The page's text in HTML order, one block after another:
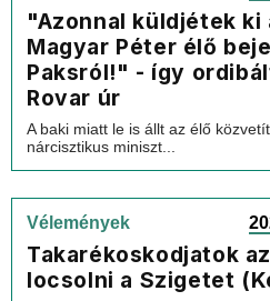
"Azonnal küldjétek ki
Magyar Péter élő
Paksról!" - így
Rovar úr
A baki miatt le is állt az élő
nárcisztikus miniszt...
Vélemények
Takarékoskodjatok
locsolni a Szigetet